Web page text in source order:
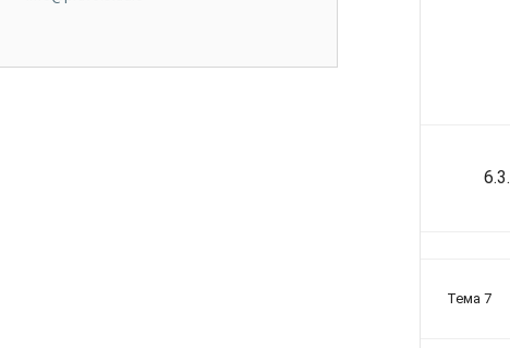
6.3.
Тема 7